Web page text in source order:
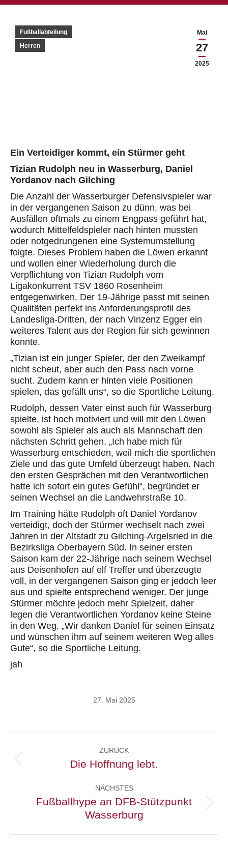
Mai
27
2025
Fußballabteilung
Herren
Ein Verteidiger kommt, ein Stürmer geht
Tizian Rudolph neu in Wasserburg, Daniel
Yordanov nach Gilching
Die Anzahl der Wasserburger Defensivspieler war
in der vergangenen Saison zu dünn, was bei
Ausfällen oftmals zu einem Engpass geführt hat,
wodurch Mittelfeldspieler nach hinten mussten
oder notgedrungenen eine Systemumstellung
folgte. Dieses Problem haben die Löwen erkannt
und wollen einer Wiederholung durch die
Verpflichtung von Tizian Rudolph vom
Ligakonkurrent TSV 1860 Rosenheim
entgegenwirken. Der 19-Jährige passt mit seinen
Qualitäten perfekt ins Anforderungsprofil des
Landesliga-Dritten, der nach Vinzenz Egger ein
weiteres Talent aus der Region für sich gewinnen
konnte.
„Tizian ist ein junger Spieler, der den Zweikampf
nicht scheut, aber auch den Pass nach vorne
sucht. Zudem kann er hinten viele Positionen
spielen, das gefällt uns“, so die Sportliche Leitung.
Rudolph, dessen Vater einst auch für Wasserburg
spielte, ist hoch motiviert und will mit den Löwen
sowohl als Spieler als auch als Mannschaft den
nächsten Schritt gehen. „Ich habe mich für
Wasserburg entschieden, weil mich die sportlichen
Ziele und das gute Umfeld überzeugt haben. Nach
den ersten Gesprächen mit den Verantwortlichen
hatte ich sofort ein gutes Gefühl“, begründet er
seinen Wechsel an die Landwehrstraße 10.
Im Training hätte Rudolph oft Daniel Yordanov
verteidigt, doch der Stürmer wechselt nach zwei
Jahren in der Altstadt zu Gilching-Argelsried in die
Bezirksliga Oberbayern Süd. In seiner ersten
Saison kam der 22-Jährige nach seinem Wechsel
aus Deisenhofen auf elf Treffer und überzeugte
voll , in der vergangenen Saison ging er jedoch leer
aus und spielte entsprechend weniger. Der junge
Stürmer möchte jedoch mehr Spielzeit, daher
legen die Verantwortlichen Yordanov keine Steine
in den Weg. „Wir danken Daniel für seinen Einsatz
und wünschen ihm auf seinem weiteren Weg alles
Gute“, so die Sportliche Leitung.
jah
27. Mai 2025
ZURÜCK
Vorheriger
Die Hoffnung lebt.
NÄCHSTES
Nächster
Beitrag:
Fußballhype an DFB-Stützpunkt
Wasserburg